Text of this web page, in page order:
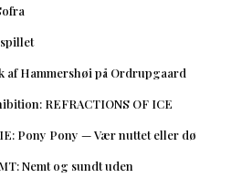
af Hammershøi på Ordrupgaard
REFRACTIONS OF ICE
Pony Pony — Vær nuttet eller dø
Nemt og sundt uden